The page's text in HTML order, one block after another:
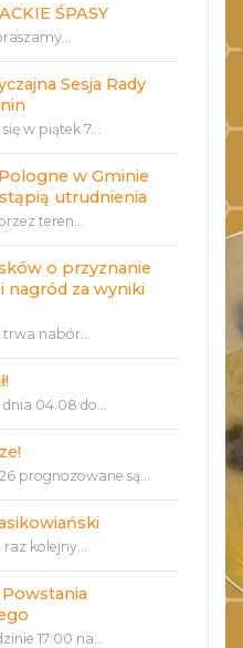
ŚPASY
Sesja Rady
w piątek 7...
w Gminie
utrudnienia
teren...
o przyznanie
nagród za wyniki
trwa nabór...
dnia 04.08 do...
prognozowane są...
kolejny...
17:00 na...